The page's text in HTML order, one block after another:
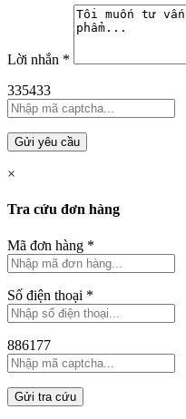
Lời nhắn *
335433
Gửi yêu cầu
×
Tra cứu đơn hàng
Mã đơn hàng *
Số điện thoại *
886177
Gửi tra cứu